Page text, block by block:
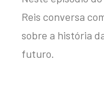
Reis conversa
sobre a história
futuro.